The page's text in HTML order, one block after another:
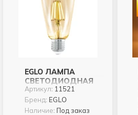
EGLO ЛАМПА
СВЕТОДИОДНАЯ
ФИЛАМЕНТНАЯ
ST64, 4W (E27),
2200K, 220LM,
Артикул: 11521
Бренд: EGLO
Наличие: Под заказ